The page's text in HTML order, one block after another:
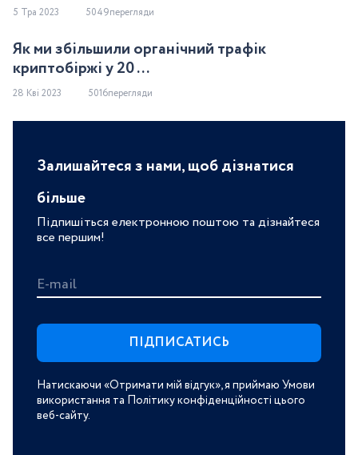
5 Тра 2023 5049перегляди
Як ми збільшили органічний трафік
криптобіржі у 20 ...
28 Кві 2023 5016перегляди
Залишайтеся з нами, щоб дізнатися
більше
Підпишіться електронною поштою та дізнайтеся
все першим!
E-mail
Натискаючи «Отримати мій відгук», я приймаю Умови
використання та Політику конфіденційності цього
веб-сайту.